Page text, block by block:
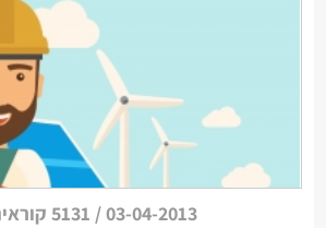
03-04-2013
/ 5131 קוראים/ות